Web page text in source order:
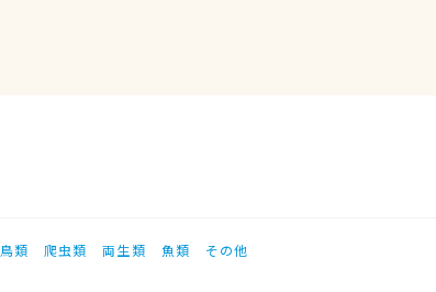
鳥類 爬虫類 両生類 魚類 その他